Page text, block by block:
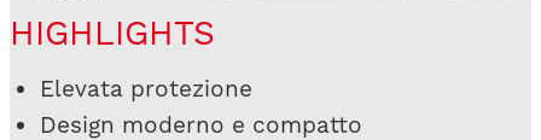
HIGHLIGHTS
Elevata protezione
Design moderno e compatto